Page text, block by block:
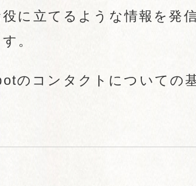
に立てるような情報を発
。
のコンタクトについての